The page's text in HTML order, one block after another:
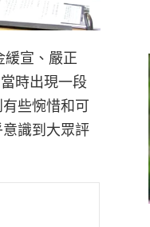
緩宣、嚴正
時出現一段
些惋惜和可
識到大眾評